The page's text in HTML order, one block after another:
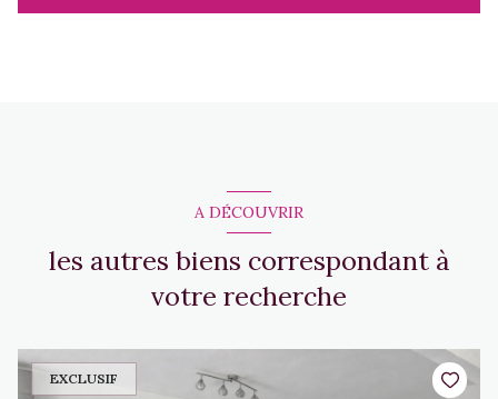
A DÉCOUVRIR
les autres biens correspondant à
votre recherche
EXCLUSIF